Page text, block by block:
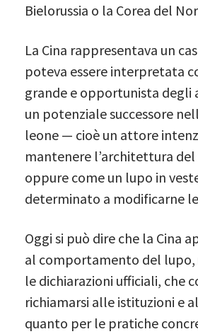
Bielorussia o la Corea del
La Cina rappresentava un
poteva essere interpretata
grande e opportunista degli
un potenziale successore
leone — cioè un attore
mantenere l’architettura
oppure come un lupo in
determinato a modificarne
Oggi si può dire che la Cina
al comportamento del
le dichiarazioni ufficiali, che
richiamarsi alle istituzioni e
quanto per le pratiche